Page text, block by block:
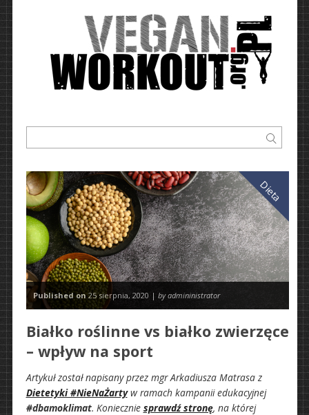
Dieta
Published on25 sierpnia, 2020 | by admininistrator
Białko roślinne vs białko zwierzęce
– wpływ na sport
Artykuł został napisany przez mgr Arkadiusza Matrasa z
Dietetyki #NieNaŻartyw ramach kampanii edukacyjnej
#dbamoklimat. Koniecznie sprawdź stronę, na której